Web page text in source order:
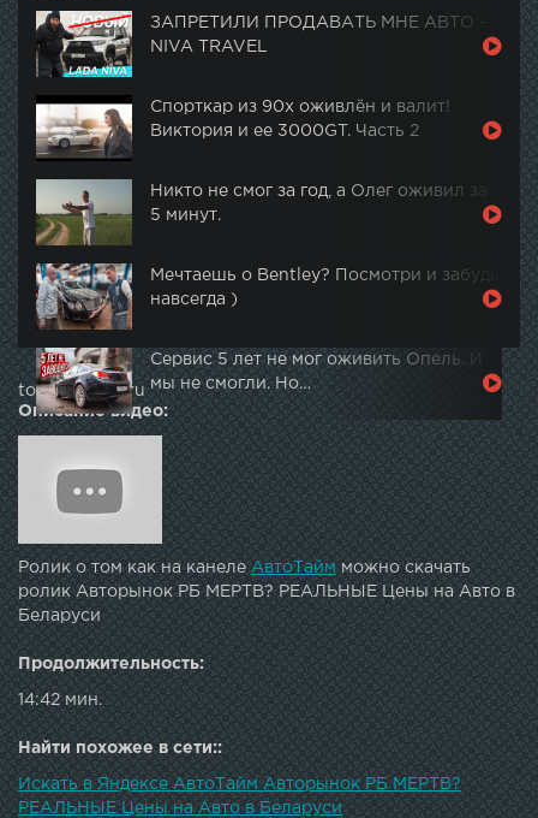
ЗАПРЕТИЛИ ПРОДАВАТЬ МНЕ АВТО -
NIVA TRAVEL
Спорткар из 90х оживлён и валит!
Виктория и ее 3000GT. Часть 2
Никто не смог за год, а Олег оживил за
5 минут.
Мечтаешь о Bentley? Посмотри и забудь
навсегда )
Сервис 5 лет не мог оживить Опель. И
мы не смогли. Но…
topautotube.ru
Описание видео:
Ролик о том как на канелеАвтоТайм можно скачать
ролик Авторынок РБ МЕРТВ? РЕАЛЬНЫЕ Цены на Авто в
Беларуси
Продолжительность:
14:42 мин.
Найти похожее в сети::
Искать в Яндексе АвтоТайм Авторынок РБ МЕРТВ?
РЕАЛЬНЫЕ Цены на Авто в Беларуси